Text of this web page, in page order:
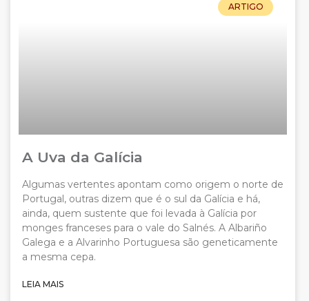
ARTIGO
A Uva da Galícia
Algumas vertentes apontam como origem o norte de
Portugal, outras dizem que é o sul da Galícia e há,
ainda, quem sustente que foi levada à Galícia por
monges franceses para o vale do Salnés. A Albariño
Galega e a Alvarinho Portuguesa são geneticamente
a mesma cepa.
LEIA MAIS